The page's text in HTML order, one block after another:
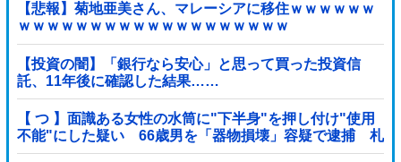
【悲報】菊地亜美さん、マレーシアに移住ｗｗｗｗｗｗ
ｗｗｗｗｗｗｗｗｗｗｗｗｗｗｗｗｗｗｗ
【投資の闇】「銀行なら安心」と思って買った投資信
託、11年後に確認した結果……
【 つ 】面識ある女性の水筒に"下半身"を押し付け"使用
不能"にした疑い 66歳男を「器物損壊」容疑で逮捕 札
幌市